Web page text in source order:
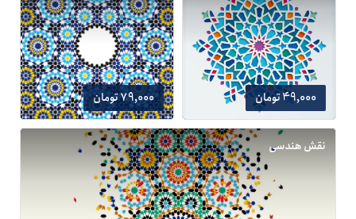
49,000 تومان 79,000 تومان
نقش هندسی